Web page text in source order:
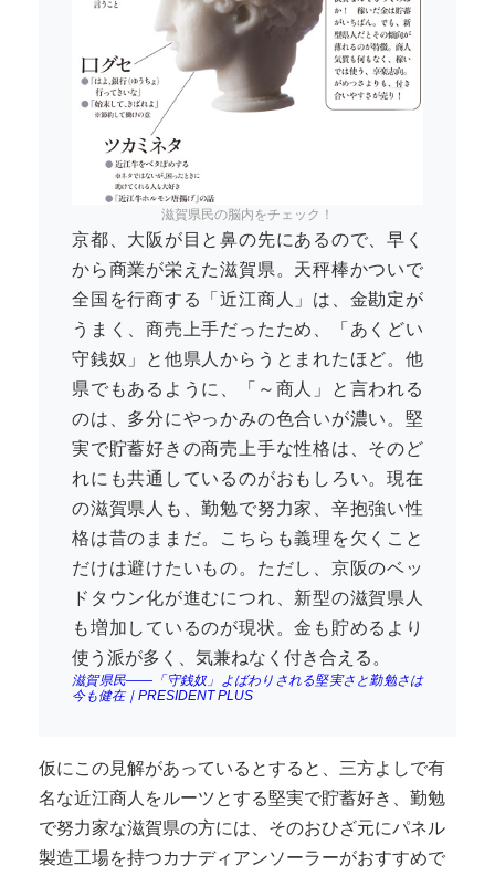
滋賀県民の脳内をチェック！
京都、大阪が目と鼻の先にあるので、早く
から商業が栄えた滋賀県。天秤棒かついで
全国を行商する「近江商人」は、金勘定が
うまく、商売上手だったため、「あくどい
守銭奴」と他県人からうとまれたほど。他
県でもあるように、「～商人」と言われる
のは、多分にやっかみの色合いが濃い。堅
実で貯蓄好きの商売上手な性格は、そのど
れにも共通しているのがおもしろい。現在
の滋賀県人も、勤勉で努力家、辛抱強い性
格は昔のままだ。こちらも義理を欠くこと
だけは避けたいもの。ただし、京阪のベッ
ドタウン化が進むにつれ、新型の滋賀県人
も増加しているのが現状。金も貯めるより
使う派が多く、気兼ねなく付き合える。
滋賀県民――「守銭奴」よばわりされる堅実さと勤勉さは
今も健在｜PRESIDENT PLUS
仮にこの見解があっているとすると、三方よしで有
名な近江商人をルーツとする堅実で貯蓄好き、勤勉
で努力家な滋賀県の方には、そのおひざ元にパネル
製造工場を持つカナディアンソーラーがおすすめで